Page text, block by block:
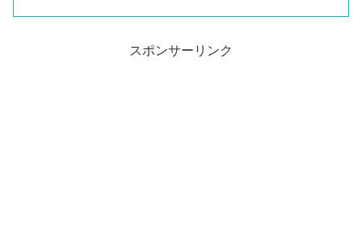
スポンサーリンク